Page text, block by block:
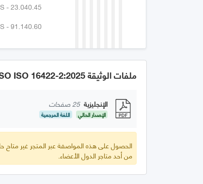
- 23.040.45
- 91.140.60
ملفات الوثيقة GSO ISO 16422-2:2025
الإنجليزية 25 صفحات
الإصدار الحالي اللغة المرجعية
الحصول على هذه المواصفة عبر المتجر غير متاح
من أحد متاجر الدول الأعضاء.